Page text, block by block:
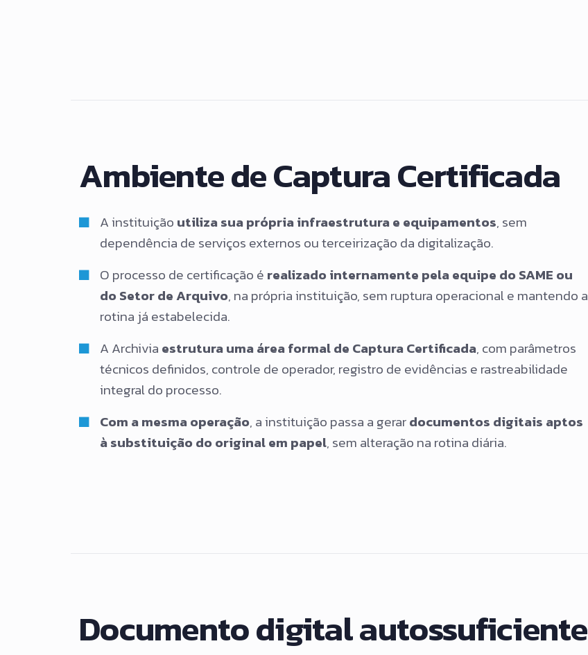
Ambiente de Captura Certificada
A instituição utiliza sua própria infraestrutura e equipamentos, sem
dependência de serviços externos ou terceirização da digitalização.
O processo de certificação é realizado internamente pela equipe do SAME ou
do Setor de Arquivo, na própria instituição, sem ruptura operacional e mantendo a
rotina já estabelecida.
A Archivia estrutura uma área formal de Captura Certificada, com parâmetros
técnicos definidos, controle de operador, registro de evidências e rastreabilidade
integral do processo.
Com a mesma operação, a instituição passa a gerardocumentos digitais aptos
à substituição do original em papel, sem alteração na rotina diária.
Documento digital autossuficiente